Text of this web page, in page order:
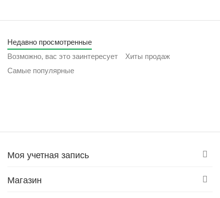
Недавно просмотренные
Возможно, вас это заинтересует
Хиты продаж
Самые популярные
Моя учетная запись
Магазин